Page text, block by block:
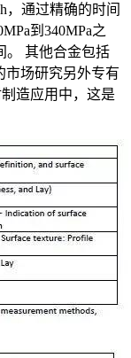
，通过精确的时间
到340MPa之
。 其他合金包括
市场研究另外专有
造应用中，这是